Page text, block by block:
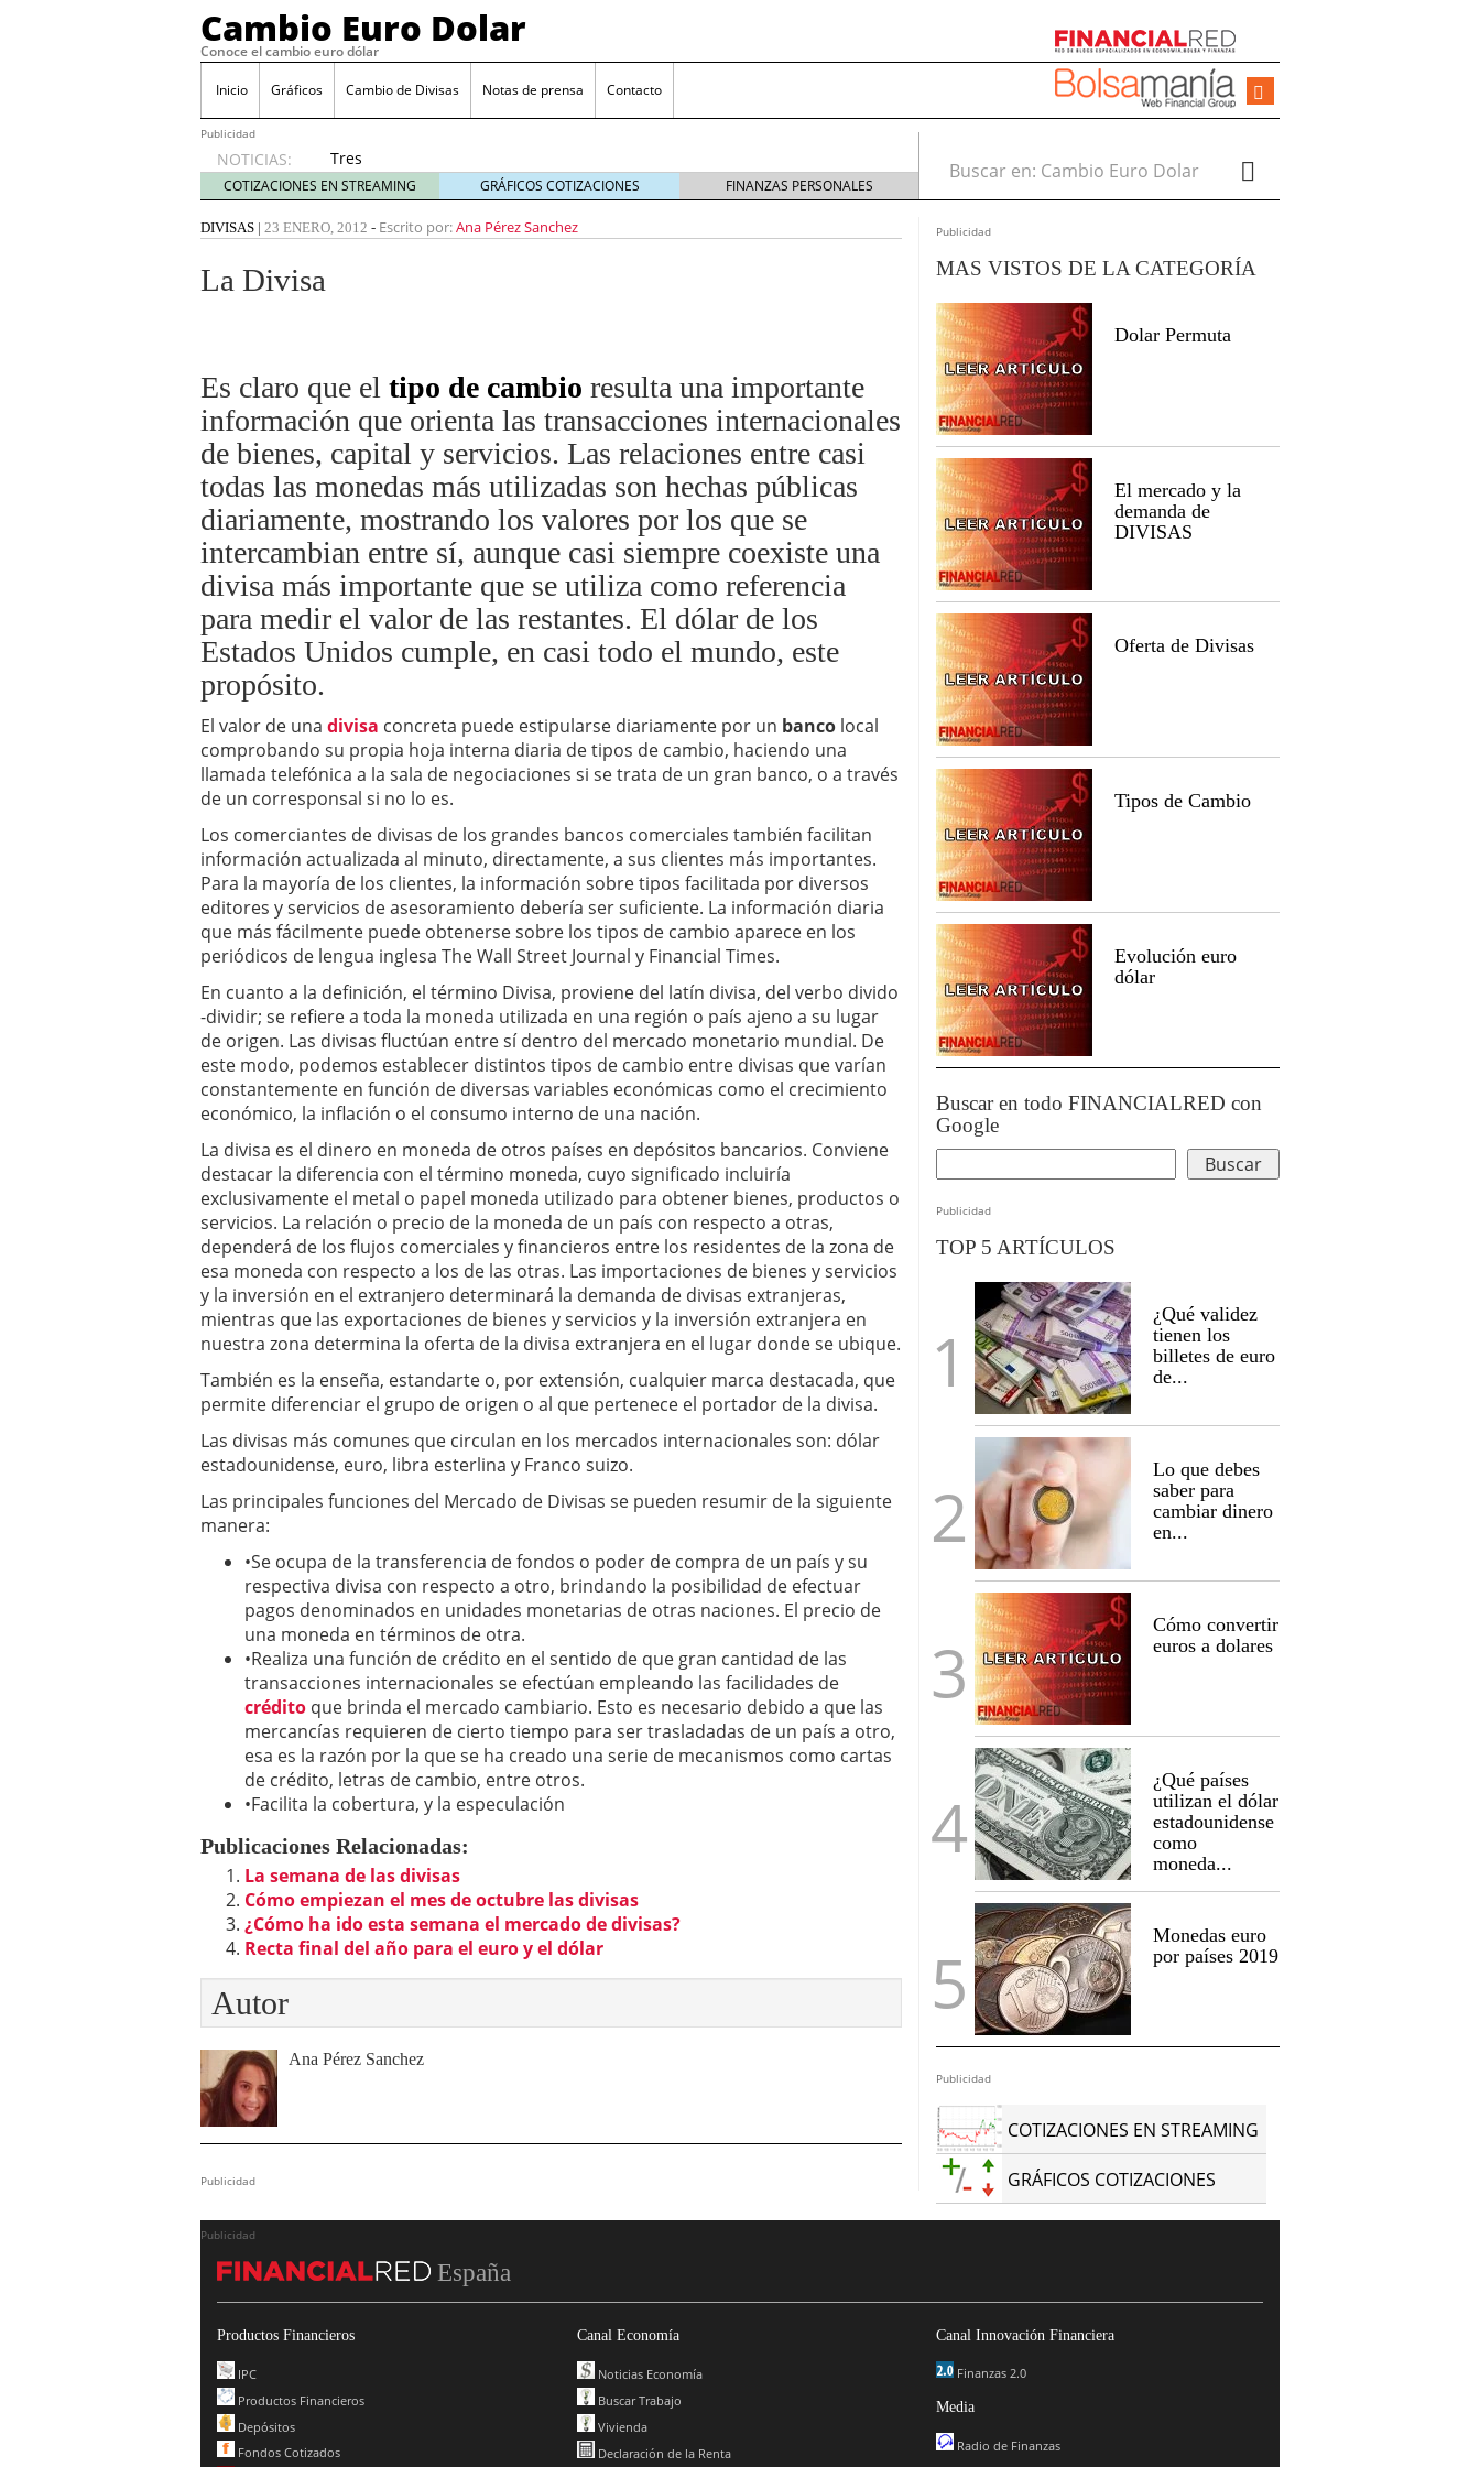
Cambio Euro Dolar
Conoce el cambio euro dólar
Inicio Gráficos Cambio de Divisas Notas de prensa Contacto
Publicidad
NOTICIAS:
Tres
escenarios
posibles
para el
EUR/USD
26/01/2026
Informe de mercado: el euro se mantiene cerca de 1,174 USD tras rebote
del dólar 21/01/2026
Qué está moviendo hoy el cambio euro-dólar 17/01/2026
Contexto del dólar fuerte: próximos reportes de empleo de EE. UU. se
convierten en foco principal para el par EUR/USD 09/01/2026
El dólar vive su mayor caída anual desde 2017 mientras analistas esperan
más debilidad en 2026 05/01/2026
COTIZACIONES EN STREAMING GRÁFICOS COTIZACIONES FINANZAS PERSONALES
Buscar en:
DIVISAS | 23 ENERO, 2012 - Escrito por:Ana Pérez Sanchez
La Divisa
Es claro que el tipo de cambio resulta una importante
información que orienta las transacciones internacionales
de bienes, capital y servicios. Las relaciones entre casi
todas las monedas más utilizadas son hechas públicas
diariamente, mostrando los valores por los que se
intercambian entre sí, aunque casi siempre coexiste una
divisa más importante que se utiliza como referencia
para medir el valor de las restantes. El dólar de los
Estados Unidos cumple, en casi todo el mundo, este
propósito.
El valor de una divisa concreta puede estipularse diariamente por un banco local
comprobando su propia hoja interna diaria de tipos de cambio, haciendo una
llamada telefónica a la sala de negociaciones si se trata de un gran banco, o a través
de un corresponsal si no lo es.
Los comerciantes de divisas de los grandes bancos comerciales también facilitan
información actualizada al minuto, directamente, a sus clientes más importantes.
Para la mayoría de los clientes, la información sobre tipos facilitada por diversos
editores y servicios de asesoramiento debería ser suficiente. La información diaria
que más fácilmente puede obtenerse sobre los tipos de cambio aparece en los
periódicos de lengua inglesa The Wall Street Journal y Financial Times.
En cuanto a la definición, el término Divisa, proviene del latín divisa, del verbo divido
-dividir; se refiere a toda la moneda utilizada en una región o país ajeno a su lugar
de origen. Las divisas fluctúan entre sí dentro del mercado monetario mundial. De
este modo, podemos establecer distintos tipos de cambio entre divisas que varían
constantemente en función de diversas variables económicas como el crecimiento
económico, la inflación o el consumo interno de una nación.
La divisa es el dinero en moneda de otros países en depósitos bancarios. Conviene
destacar la diferencia con el término moneda, cuyo significado incluiría
exclusivamente el metal o papel moneda utilizado para obtener bienes, productos o
servicios. La relación o precio de la moneda de un país con respecto a otras,
dependerá de los flujos comerciales y financieros entre los residentes de la zona de
esa moneda con respecto a los de las otras. Las importaciones de bienes y servicios
y la inversión en el extranjero determinará la demanda de divisas extranjeras,
mientras que las exportaciones de bienes y servicios y la inversión extranjera en
nuestra zona determina la oferta de la divisa extranjera en el lugar donde se ubique.
También es la enseña, estandarte o, por extensión, cualquier marca destacada, que
permite diferenciar el grupo de origen o al que pertenece el portador de la divisa.
Las divisas más comunes que circulan en los mercados internacionales son: dólar
estadounidense, euro, libra esterlina y Franco suizo.
Las principales funciones del Mercado de Divisas se pueden resumir de la siguiente
manera:
•Se ocupa de la transferencia de fondos o poder de compra de un país y su
respectiva divisa con respecto a otro, brindando la posibilidad de efectuar
pagos denominados en unidades monetarias de otras naciones. El precio de
una moneda en términos de otra.
•Realiza una función de crédito en el sentido de que gran cantidad de las
transacciones internacionales se efectúan empleando las facilidades de
crédito que brinda el mercado cambiario. Esto es necesario debido a que las
mercancías requieren de cierto tiempo para ser trasladadas de un país a otro,
esa es la razón por la que se ha creado una serie de mecanismos como cartas
de crédito, letras de cambio, entre otros.
•Facilita la cobertura, y la especulación
Publicaciones Relacionadas:
La semana de las divisas
Cómo empiezan el mes de octubre las divisas
¿Cómo ha ido esta semana el mercado de divisas?
Recta final del año para el euro y el dólar
Autor
Ana Pérez Sanchez
Publicidad
Publicidad
MAS VISTOS DE LA CATEGORÍA
Dolar Permuta
El mercado y la
demanda de
DIVISAS
Oferta de Divisas
Tipos de Cambio
Evolución euro
dólar
Buscar en todo FINANCIALRED con
Google
Publicidad
TOP 5 ARTÍCULOS
¿Qué validez
tienen los
billetes de euro
de...
Lo que debes
saber para
cambiar dinero
en...
Cómo convertir
euros a dolares
¿Qué países
utilizan el dólar
estadounidense
como
moneda...
Monedas euro
por países 2019
Publicidad
COTIZACIONES EN STREAMING
GRÁFICOS COTIZACIONES
Publicidad
España
Productos Financieros
IPC
Productos Financieros
Depósitos
Fondos Cotizados
Canal Economía
Noticias Economía
Buscar Trabajo
Vivienda
Declaración de la Renta
Canal Innovación Financiera
Finanzas 2.0
Media
Radio de Finanzas